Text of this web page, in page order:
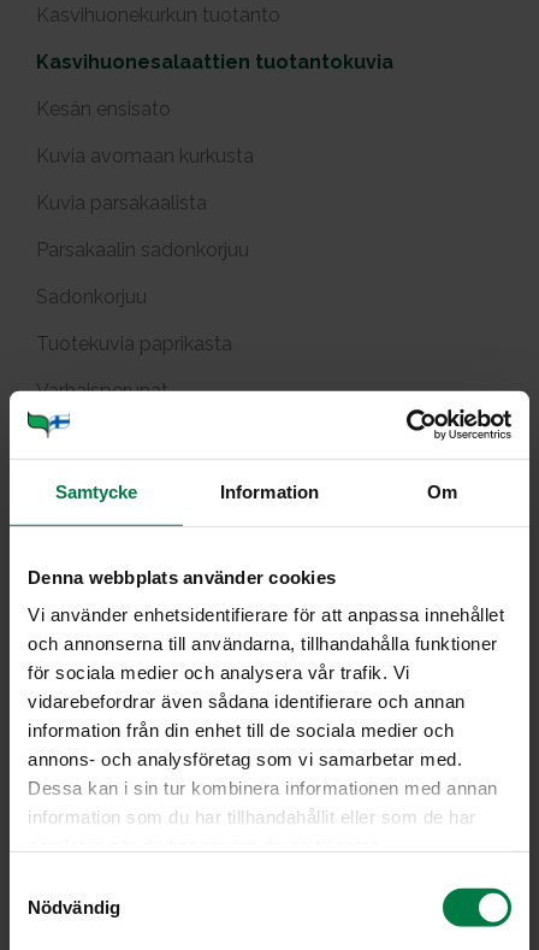
Samtycke Information Om
Denna webbplats använder cookies
Vi använder enhetsidentifierare för att anpassa innehållet
och annonserna till användarna, tillhandahålla funktioner
för sociala medier och analysera vår trafik. Vi
vidarebefordrar även sådana identifierare och annan
information från din enhet till de sociala medier och
annons- och analysföretag som vi samarbetar med.
Dessa kan i sin tur kombinera informationen med annan
information som du har tillhandahållit eller som de har
Nödvändig
Kasvihuonekurkun tuotanto
Kasvihuonesalaattien tuotantokuvia
Kesän ensisato
Kuvia avomaan kurkusta
Kuvia parsakaalista
Parsakaalin sadonkorjuu
Sadonkorjuu
Tuotekuvia paprikasta
Varhaisperunat
9244